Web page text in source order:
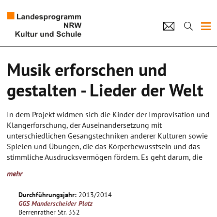
Künstlerpool
Kultur und Schule
home Impressum Datenschutz Kontakt
Musik erforschen und
gestalten - Lieder der Welt
In dem Projekt widmen sich die Kinder der Improvisation und
Klangerforschung, der Auseinandersetzung mit
unterschiedlichen Gesangstechniken anderer Kulturen sowie
Spielen und Übungen, die das Körperbewusstsein und das
stimmliche Ausdrucksvermögen fördern. Es geht darum, die
und Körper bewusst und spielerisch erforschen zu lassen. Die
ohne sprachliche oder leistungsbezogene Hindernisse
stimmlich und gesanglich, solistisch und im Chor, in Liedern
mehr
Durchführungsjahr: 2013/2014
GGS Manderscheider Platz
Berrenrather Str. 352